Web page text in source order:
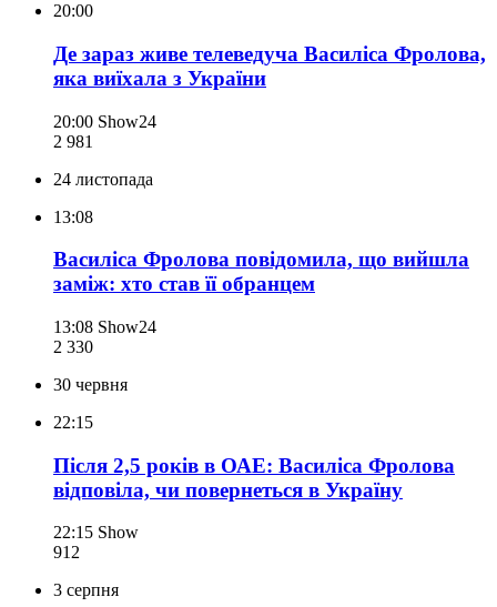
20:00
Де зараз живе телеведуча Василіса Фролова,
яка виїхала з України
20:00 Show24
2 981
24 листопада
13:08
Василіса Фролова повідомила, що вийшла
заміж: хто став її обранцем
13:08 Show24
2 330
30 червня
22:15
Після 2,5 років в ОАЕ: Василіса Фролова
відповіла, чи повернеться в Україну
22:15 Show
912
3 серпня